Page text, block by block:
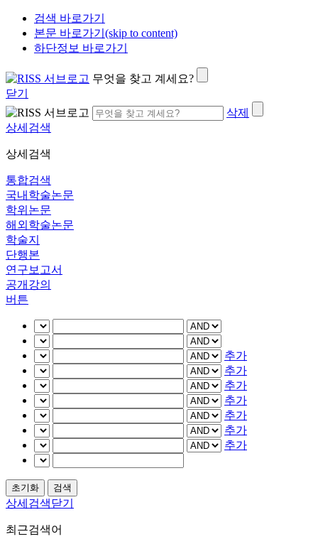
검색 바로가기
본문 바로가기(skip to content)
하단정보 바로가기
무엇을 찾고 계세요?
닫기
삭제
상세검색
상세검색
통합검색
국내학술논문
학위논문
해외학술논문
학술지
단행본
연구보고서
공개강의
버튼
추가
추가
추가
추가
추가
추가
추가
상세검색닫기
최근검색어